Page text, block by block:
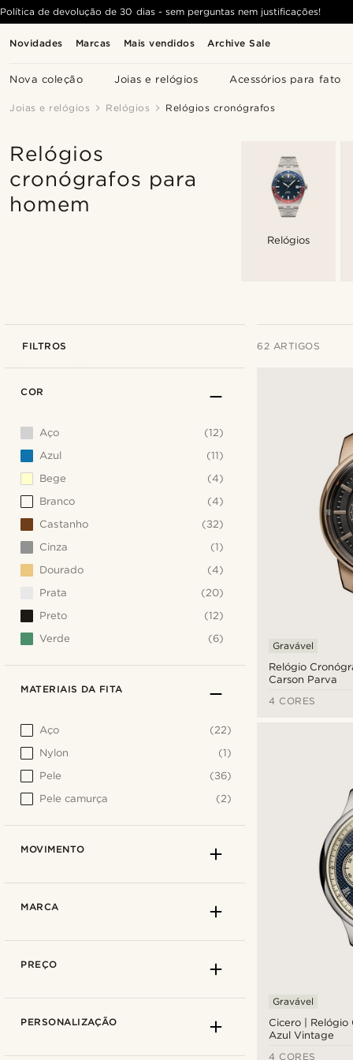
Novidades Marcas Mais vendidos Archive Sale
Nova coleção Joias e relógios Acessórios para fato
Política de devolução de 30 dias - sem perguntas nem justificações!
Joias e relógios Relógios Relógios cronógrafos
Relógios
cronógrafos para
homem
Relógios
FILTROS 62 ARTIGOS
Relógio
Carson Parva
Gravável
4 CORES
Cicero | Relógio
Azul Vintage
Gravável
4 CORES
COR
Aço
(12)
Azul
(11)
Bege
(4)
Branco
(4)
Castanho
(32)
Cinza
(1)
Dourado
(4)
Prata
(20)
Preto
(12)
Verde
(6)
MATERIAIS DA FITA
Aço
(22)
Nylon
(1)
Pele
(36)
Pele camurça
(2)
MOVIMENTO
MARCA
PREÇO
PERSONALIZAÇÃO